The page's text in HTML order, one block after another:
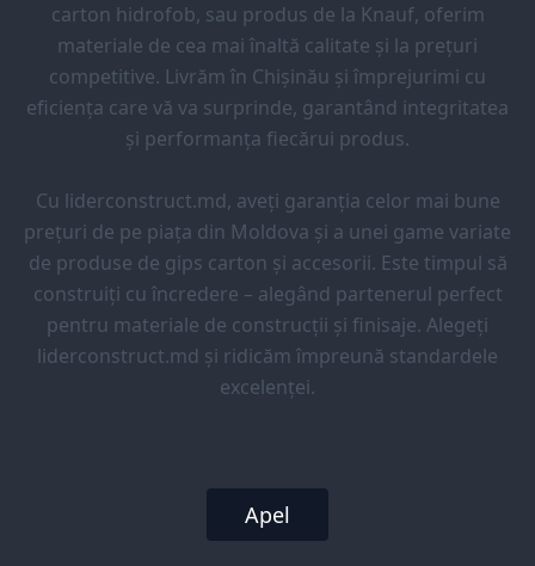
carton hidrofob, sau produs de la Knauf, oferim
materiale de cea mai înaltă calitate și la prețuri
competitive. Livrăm în Chișinău și împrejurimi cu
eficiența care vă va surprinde, garantând integritatea
și performanța fiecărui produs.
Cu liderconstruct.md, aveți garanția celor mai bune
prețuri de pe piața din Moldova și a unei game variate
de produse de gips carton și accesorii. Este timpul să
construiți cu încredere – alegând partenerul perfect
pentru materiale de construcții și finisaje. Alegeți
liderconstruct.md și ridicăm împreună standardele
excelenței.
Apel